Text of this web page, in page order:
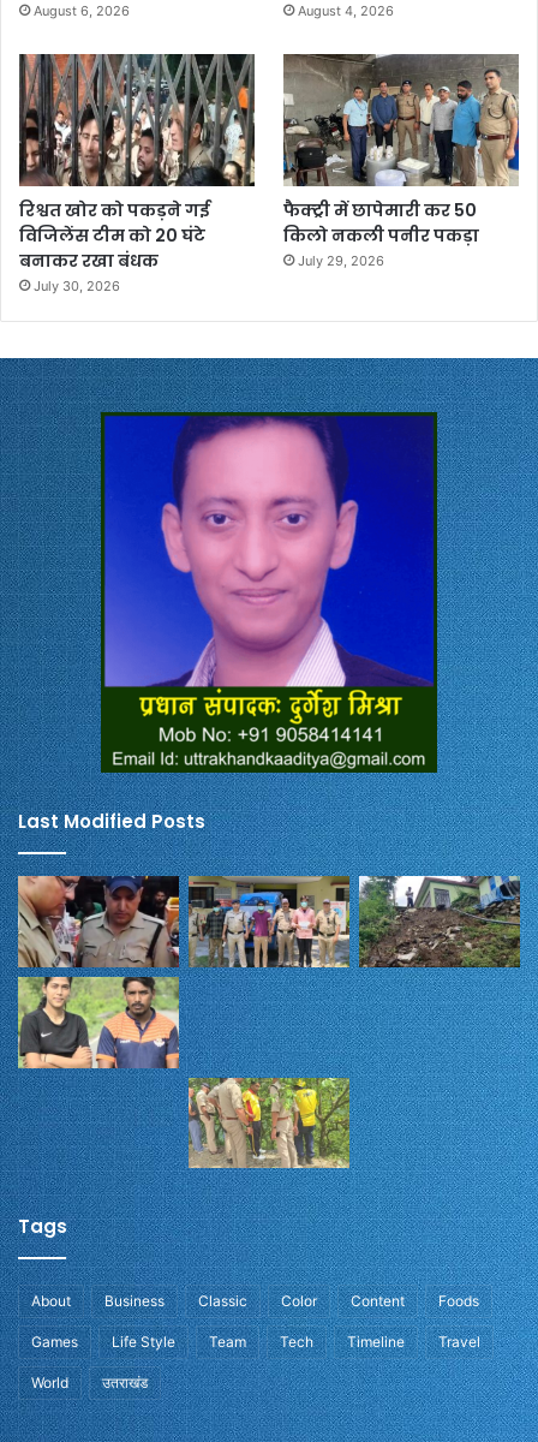
August 6, 2026 August 4, 2026
रिश्वत खोर को पकड़ने गई
विजिलेंस टीम को 20 घंटे
बनाकर रखा बंधक
July 30, 2026
फैक्ट्री में छापेमारी कर 50
किलो नकली पनीर पकड़ा
July 29, 2026
Last Modified Posts
Tags
About Business Classic Color Content Foods
Games Life Style Team Tech Timeline Travel
World उतराखंड